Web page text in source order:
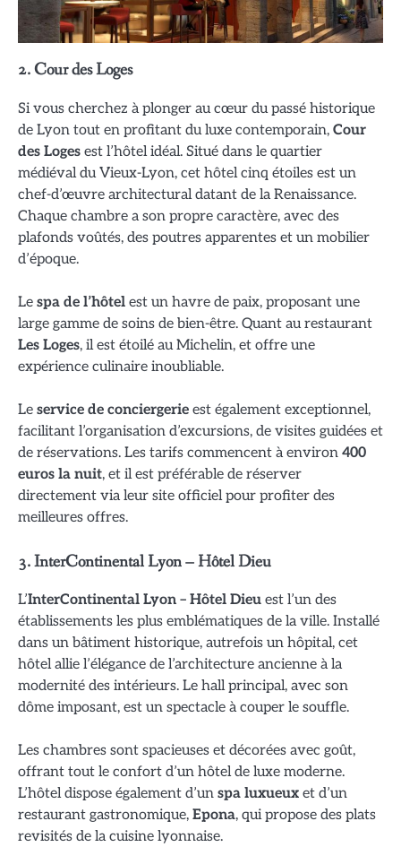
2.Cour des Loges
Si vous cherchez à plonger au cœur du passé historique
de Lyon tout en profitant du luxe contemporain, Cour
des Loges est l’hôtel idéal. Situé dans le quartier
médiéval du Vieux-Lyon, cet hôtel cinq étoiles est un
chef-d’œuvre architectural datant de la Renaissance.
Chaque chambre a son propre caractère, avec des
plafonds voûtés, des poutres apparentes et un mobilier
d’époque.
Le spa de l’hôtel est un havre de paix, proposant une
large gamme de soins de bien-être. Quant au restaurant
Les Loges, il est étoilé au Michelin, et offre une
expérience culinaire inoubliable.
Le service de conciergerie est également exceptionnel,
facilitant l’organisation d’excursions, de visites guidées et
de réservations. Les tarifs commencent à environ 400
euros la nuit, et il est préférable de réserver
directement via leur site officiel pour profiter des
meilleures offres.
3.InterContinental Lyon – Hôtel Dieu
L’InterContinental Lyon – Hôtel Dieu est l’un des
établissements les plus emblématiques de la ville. Installé
dans un bâtiment historique, autrefois un hôpital, cet
hôtel allie l’élégance de l’architecture ancienne à la
modernité des intérieurs. Le hall principal, avec son
dôme imposant, est un spectacle à couper le souffle.
Les chambres sont spacieuses et décorées avec goût,
offrant tout le confort d’un hôtel de luxe moderne.
L’hôtel dispose également d’un spa luxueux et d’un
restaurant gastronomique, Epona, qui propose des plats
revisités de la cuisine lyonnaise.